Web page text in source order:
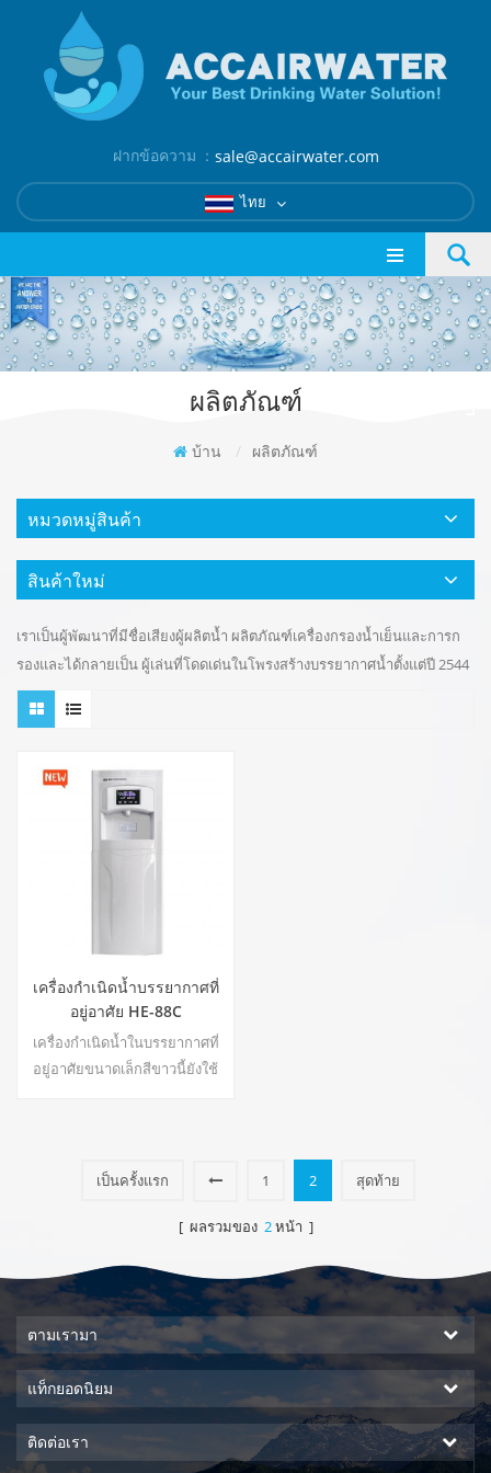
ฝากข้อความ ： sale@accairwater.com
ไทย
ผลิตภัณฑ์
บ้าน / ผลิตภัณฑ์
หมวดหมู่สินค้า
สินค้าใหม่
เราเป็นผู้พัฒนาที่มีชื่อเสียงผู้ผลิตน้ำ ผลิตภัณฑ์เครื่องกรองน้ำเย็นและการก
รองและได้กลายเป็น ผู้เล่นที่โดดเด่นในโพรงสร้างบรรยากาศน้ำตั้งแต่ปี 2544
เครื่องกำเนิดน้ำบรรยากาศที่
อยู่อาศัย HE-88C
เครื่องกำเนิดน้ำในบรรยากาศที่
อยู่อาศัยขนาดเล็กสีขาวนี้ยังใช้
เป็นครั้งแรก
1 2 สุดท้าย
[ ผลรวมของ 2หน้า ]
ตามเรามา
แท็กยอดนิยม
ติดต่อเรา